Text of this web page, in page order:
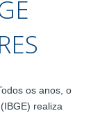
os anos, o
realiza